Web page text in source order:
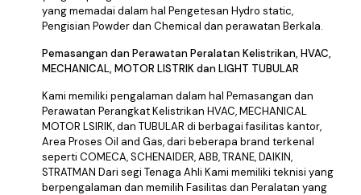
yang memadai dalam hal Pengetesan Hydro static,
Pengisian Powder dan Chemical dan perawatan Berkala.
Pemasangan dan Perawatan Peralatan Kelistrikan, HVAC,
MECHANICAL, MOTOR LISTRIK dan LIGHT TUBULAR
Kami memiliki pengalaman dalam hal Pemasangan dan
Perawatan Perangkat Kelistrikan HVAC, MECHANICAL
MOTOR LSIRIK, dan TUBULAR di berbagai fasilitas kantor,
Area Proses Oil and Gas, dari beberapa brand terkenal
seperti COMECA, SCHENAIDER, ABB, TRANE, DAIKIN,
STRATMAN Dari segi Tenaga Ahli Kami memiliki teknisi yang
berpengalaman dan memilih Fasilitas dan Peralatan yang